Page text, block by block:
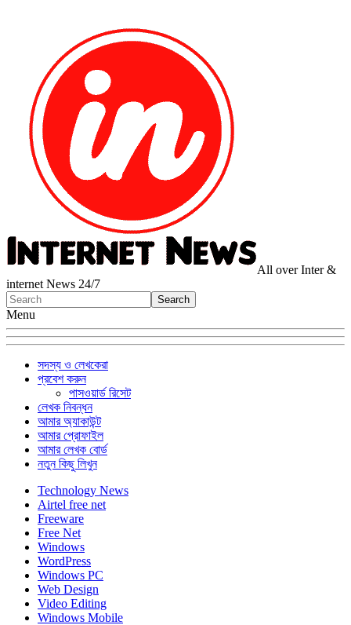
All over Inter &
internet News 24/7
Menu
সদস্য ও লেখকেরা
প্রবেশ করুন
পাসওয়ার্ড রিসেট
লেখক নিবন্ধন
আমার অ্যাকাউন্ট
আমার প্রোফাইল
আমার লেখক বোর্ড
নতুন কিছু লিখুন
Technology News
Airtel free net
Freeware
Free Net
Windows
WordPress
Windows PC
Web Design
Video Editing
Windows Mobile